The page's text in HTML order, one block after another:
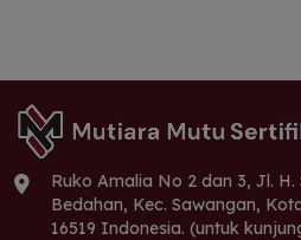
Ruko Amalia No 2 dan 3, Jl.
Bedahan, Kec. Sawangan,
16519 Indonesia. (untuk